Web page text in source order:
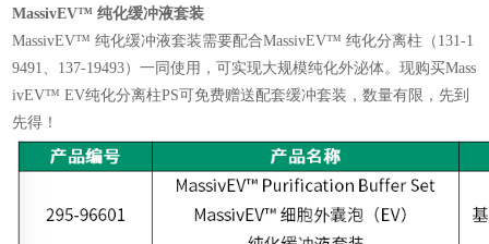
MassivEV™ 纯化缓冲液套装
MassivEV™ 纯化缓冲液套装需要配合MassivEV™ 纯化分离柱（131-1
9491、137-19493）一同使用，可实现大规模纯化外泌体。现购买Mass
ivEV™ EV纯化分离柱PS可免费赠送配套缓冲套装，数量有限，先到
先得！